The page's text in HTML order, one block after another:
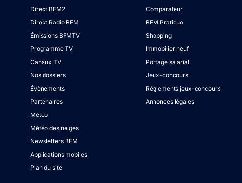
Direct BFM2
Direct Radio BFM
Émissions BFMTV
Programme TV
Canaux TV
Nos dossiers
Évènements
Partenaires
Météo
Météo des neiges
Newsletters BFM
Applications mobiles
Plan du site
Comparateur
BFM Pratique
Shopping
Immobilier neuf
Portage salarial
Jeux-concours
Règlements jeux-concours
Annonces légales